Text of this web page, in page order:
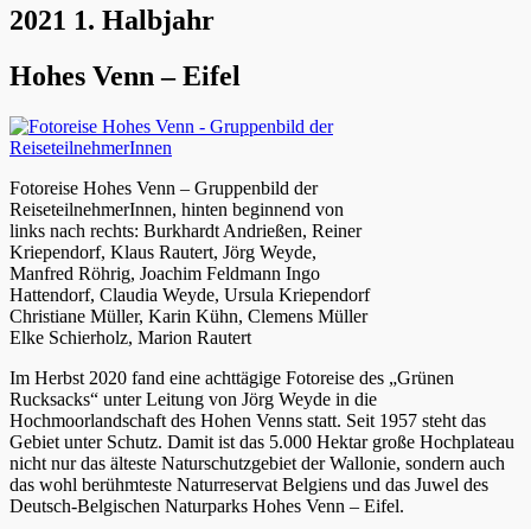
2021 1. Halbjahr
Hohes Venn – Eifel
Fotoreise Hohes Venn – Gruppenbild der
ReiseteilnehmerInnen, hinten beginnend von
links nach rechts: Burkhardt Andrießen, Reiner
Kriependorf, Klaus Rautert, Jörg Weyde,
Manfred Röhrig, Joachim Feldmann Ingo
Hattendorf, Claudia Weyde, Ursula Kriependorf
Christiane Müller, Karin Kühn, Clemens Müller
Elke Schierholz, Marion Rautert
Im Herbst 2020 fand eine achttägige Fotoreise des „Grünen
Rucksacks“ unter Leitung von Jörg Weyde in die
Hochmoorlandschaft des Hohen Venns statt. Seit 1957 steht das
Gebiet unter Schutz. Damit ist das 5.000 Hektar große Hochplateau
nicht nur das älteste Naturschutzgebiet der Wallonie, sondern auch
das wohl berühmteste Naturreservat Belgiens und das Juwel des
Deutsch-Belgischen Naturparks Hohes Venn – Eifel.